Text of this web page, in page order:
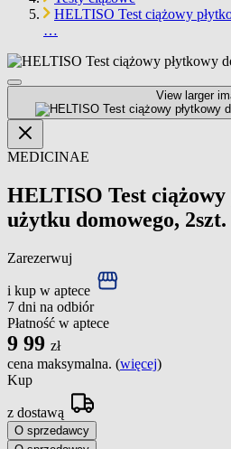
HELTISO Test ciążowy
…
View larger
MEDICINAE
HELTISO Test ciążowy
użytku domowego, 2szt.
Zarezerwuj
i kup w aptece
7 dni na odbiór
Płatność w aptece
9 99 zł
cena maksymalna. (więcej)
Kup
z dostawą
O sprzedawcy